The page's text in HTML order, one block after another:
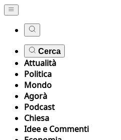
Cerca
Attualità
Politica
Mondo
Agorà
Podcast
Chiesa
Idee e Commenti